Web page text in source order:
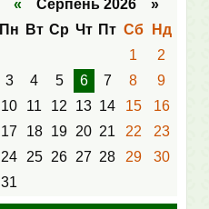
« Серпень 2026 »
Пн
Вт Ср Чт Пт Сб
Нд
1
2
3
4 5 6 7 8
9
10
11 12 13 14 15
16
17
18 19 20 21 22
23
24
25 26 27 28 29
30
31